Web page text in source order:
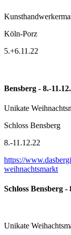
Köln-Porz
5.+6.11.22
Bensberg - 8.-
Unikate
Schloss Bensberg
8.-11.12.22
https://
weihnachtsmarkt
Schloss Bensberg -
Unikate